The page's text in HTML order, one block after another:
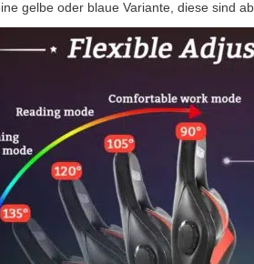
gelbe oder blaue Variante, diese sind